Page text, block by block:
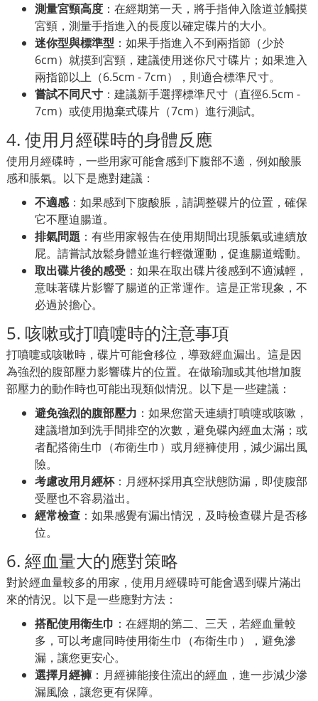
測量宮頸高度 ：在經期第一天，將手指伸入陰道並觸摸
宮頸，測量手指進入的長度以確定碟片的大小。
迷你型與標準型 ：如果手指進入不到兩指節（少於
6cm）就摸到宮頸，建議使用迷你尺寸碟片；如果進入
兩指節以上（6.5cm - 7cm），則適合標準尺寸。
嘗試不同尺寸 ：建議新手選擇標準尺寸（直徑6.5cm -
7cm）或使用拋棄式碟片（7cm）進行測試。
4. 使用月經碟時的身體反應
使用月經碟時，一些用家可能會感到下腹部不適，例如酸脹
感和脹氣。以下是應對建議：
不適感：如果感到下腹酸脹，請調整碟片的位置，確保
它不壓迫腸道。
排氣問題 ：有些用家報告在使用期間出現脹氣或連續放
屁。請嘗試放鬆身體並進行輕微運動，促進腸道蠕動。
取出碟片後的感受 ：如果在取出碟片後感到不適減輕，
意味著碟片影響了腸道的正常運作。這是正常現象，不
必過於擔心。
5. 咳嗽或打噴嚏時的注意事項
打噴嚏或咳嗽時，碟片可能會移位，導致經血漏出。這是因
為強烈的腹部壓力影響碟片的位置。在做瑜珈或其他增加腹
部壓力的動作時也可能出現類似情況。以下是一些建議：
避免強烈的腹部壓力 ：如果您當天連續打噴嚏或咳嗽，
建議增加到洗手間排空的次數，避免碟內經血太滿；或
者配搭衛生巾（布衛生巾）或月經褲使用，減少漏出風
險。
考慮改用月經杯：月經杯採用真空狀態防漏，即使腹部
受壓也不容易溢出。
經常檢查 ：如果感覺有漏出情況，及時檢查碟片是否移
位。
6. 經血量大的應對策略
對於經血量較多的用家，使用月經碟時可能會遇到碟片滿出
來的情況。以下是一些應對方法：
搭配使用衛生巾 ：在經期的第二、三天，若經血量較
多，可以考慮同時使用衛生巾（布衛生巾），避免滲
漏，讓您更安心。
選擇月經褲 ：月經褲能接住流出的經血，進一步減少滲
漏風險，讓您更有保障。